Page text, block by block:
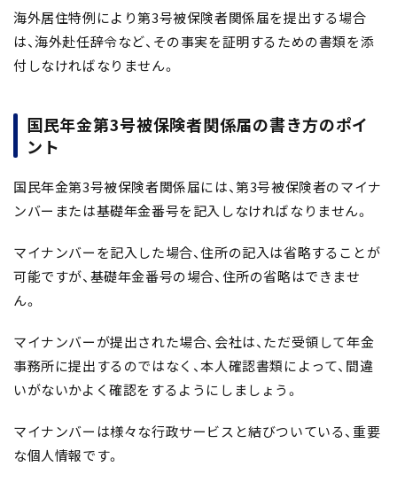
海外居住特例により第3号被保険者関係届を提出する場合
は、海外赴任辞令など、その事実を証明するための書類を添
付しなければなりません。
国民年金第3号被保険者関係届の書き方のポイ
ント
国民年金第3号被保険者関係届には、第3号被保険者のマイナ
ンバーまたは基礎年金番号を記入しなければなりません。
マイナンバーを記入した場合、住所の記入は省略することが
可能ですが、基礎年金番号の場合、住所の省略はできませ
ん。
マイナンバーが提出された場合、会社は、ただ受領して年金
事務所に提出するのではなく、本人確認書類によって、間違
いがないかよく確認をするようにしましょう。
マイナンバーは様々な行政サービスと結びついている、重要
な個人情報です。